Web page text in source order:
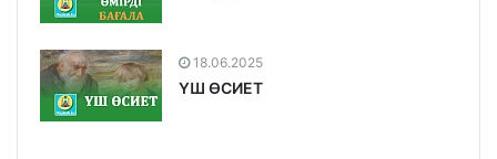
18.06.2025
ҮШ ӨСИЕТ